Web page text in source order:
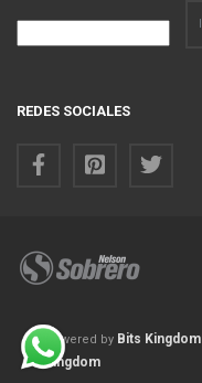
REDES SOCIALES
Powered by Bits Kingdom
Kingdom